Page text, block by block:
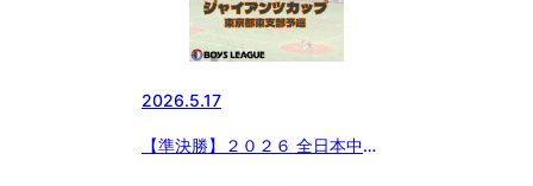
2026.5.17
【準決勝】２０２６ 全日本中学